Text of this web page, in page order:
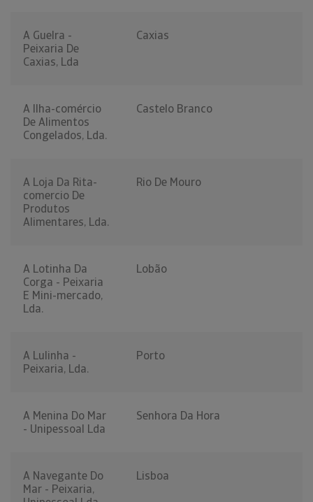
A Guelra -
Peixaria De
Caxias, Lda
Caxias
A Ilha-comércio
De Alimentos
Congelados, Lda.
Castelo Branco
A Loja Da Rita-
comercio De
Produtos
Alimentares, Lda.
Rio De Mouro
A Lotinha Da
Corga - Peixaria
E Mini-mercado,
Lda.
Lobão
A Lulinha -
Peixaria, Lda.
Porto
A Menina Do Mar
- Unipessoal Lda
Senhora Da Hora
A Navegante Do
Mar - Peixaria,
Lisboa